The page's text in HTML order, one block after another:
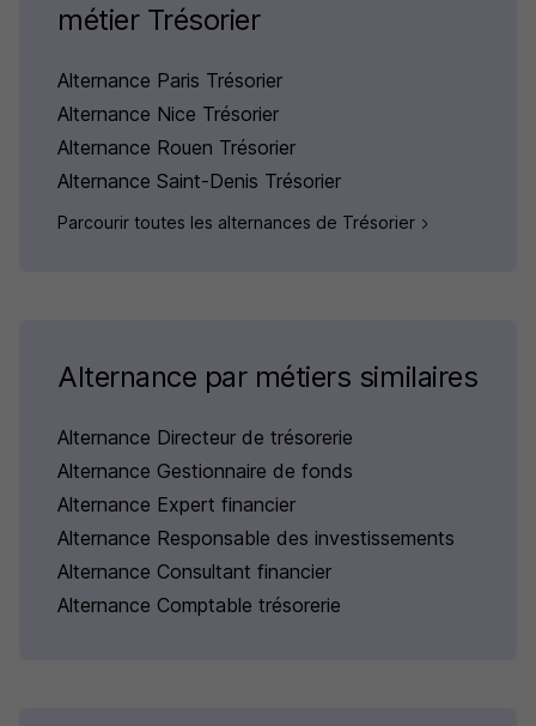
métier Trésorier
Alternance Paris Trésorier
Alternance Nice Trésorier
Alternance Rouen Trésorier
Alternance Saint-Denis Trésorier
Parcourir toutes les alternances de Trésorier
Alternance par métiers similaires
Alternance Directeur de trésorerie
Alternance Gestionnaire de fonds
Alternance Expert financier
Alternance Responsable des investissements
Alternance Consultant financier
Alternance Comptable trésorerie